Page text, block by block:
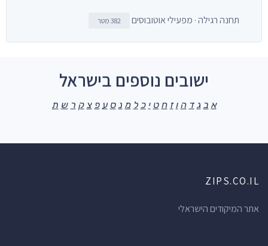
תחנה רגילה · מפעילי אוטובוסים 382 מטר
ישובים נוספים בישראל
א ב ג ד ה ו ז ח ט י כ ל מ נ ס ע פ צ ק ר ש ת
ZIPS.CO.IL
אתר המיקודים הישראלי